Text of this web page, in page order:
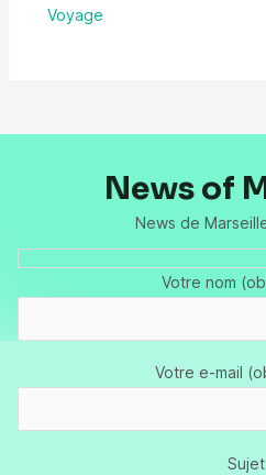
Voyage
News of
News de
Votre nom
Votre e-mail
Sujet